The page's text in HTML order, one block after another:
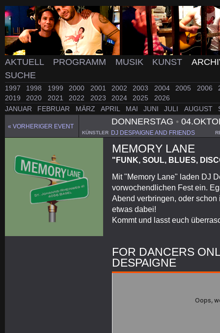
AKTUELL PROGRAMM MUSIK KUNST
SUCHE
1997 1998 1999 2000 2001 2002 2003 2004 2005 2006
2019
2020 2021 2022 2023 2024 2025
2026
JANUAR
FEBRUAR MÄRZ APRIL MAI JUNI JULI AUGUST
« VORHERIGER EVENT
DONNERSTAG •
KÜNSTLER DJ DESPAIGNE AND FRIENDS
MEMORY LANE
"FUNK, SOUL, BLUES,
Mit "Memory Lane" laden DJ
vorwochendlichen Fest ein.
Abend verbringen, oder
etwas dabei!
Kommt und lasst euch
FOR DANCERS
DESPAIGNE